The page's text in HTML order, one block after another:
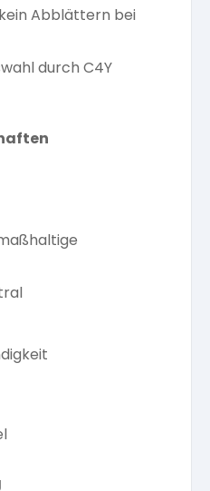
Abblättern bei
durch C4Y